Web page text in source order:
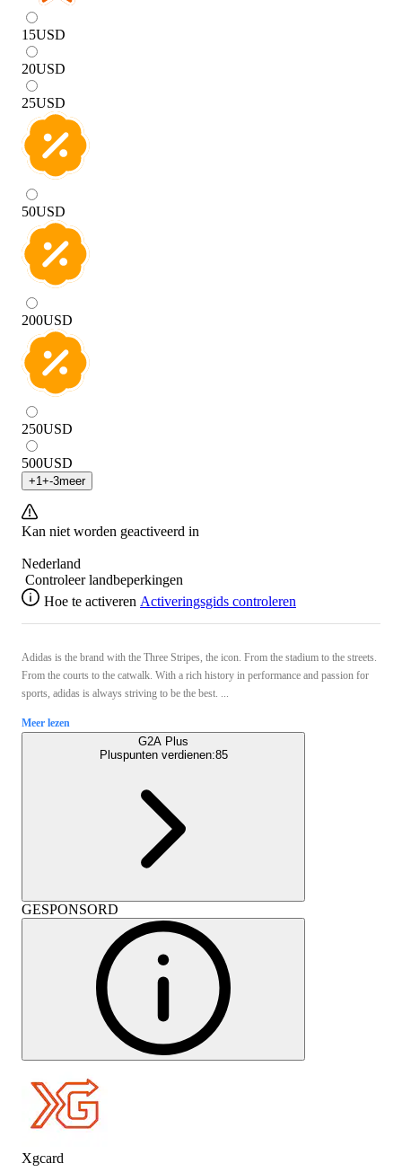
15USD
20USD
25USD
50USD
200USD
250USD
500USD
+1+-3meer
Kan niet worden geactiveerd in
Nederland
Controleer landbeperkingen
Hoe te activeren Activeringsgids controleren
Adidas is the brand with the Three Stripes, the icon. From the stadium to the streets.
From the courts to the catwalk. With a rich history in performance and passion for
sports, adidas is always striving to be the best. ...
Meer lezen
G2A Plus
Pluspunten verdienen:85
GESPONSORD
Xgcard